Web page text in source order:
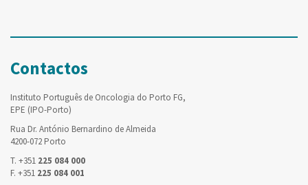
Contactos
Instituto Português de Oncologia do Porto FG,
EPE (IPO-Porto)
Rua Dr. António Bernardino de Almeida
4200-072 Porto
T. +351 225 084 000
F. +351 225 084 001